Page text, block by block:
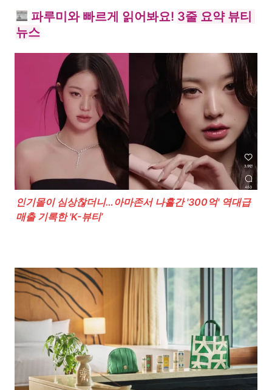
파루미와 빠르게 읽어봐요! 3줄 요약 뷰티
뉴스
인기몰이 심상찮더니…아마존서 나흘간 '300억' 역대급
매출 기록한 'K-뷰티’